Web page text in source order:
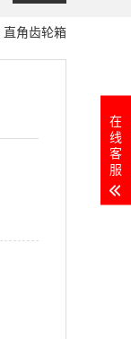
直角齿轮箱
在
线
客
服